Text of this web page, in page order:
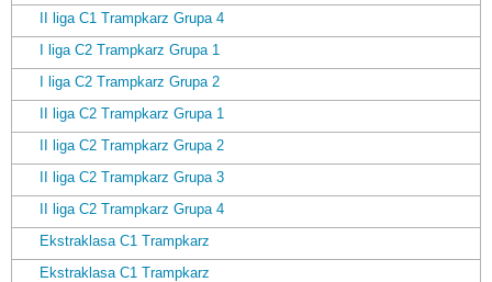
II liga C1 Trampkarz Grupa 4
I liga C2 Trampkarz Grupa 1
I liga C2 Trampkarz Grupa 2
II liga C2 Trampkarz Grupa 1
II liga C2 Trampkarz Grupa 2
II liga C2 Trampkarz Grupa 3
II liga C2 Trampkarz Grupa 4
Ekstraklasa C1 Trampkarz
Ekstraklasa C1 Trampkarz